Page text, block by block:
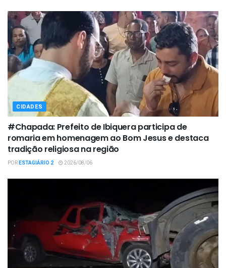
CIDADES
#Chapada: Prefeito de Ibiquera participa de
romaria em homenagem ao Bom Jesus e destaca
tradição religiosa na região
PORESTAGIÁRIO 2 2026/08/06